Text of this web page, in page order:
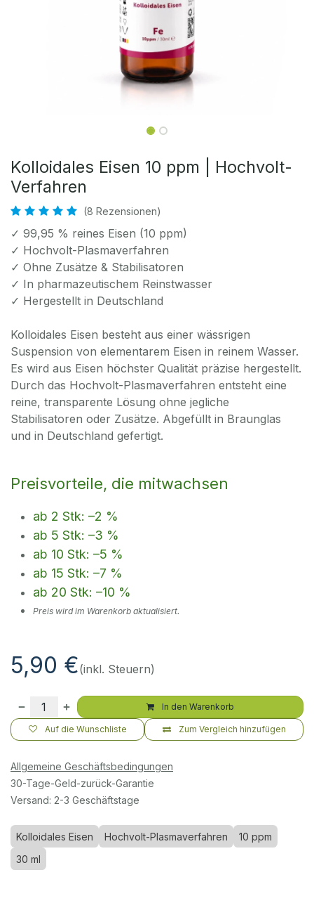
Kolloidales Eisen 10 ppm | Hochvolt-
Verfahren
(8 Rezensionen)
✓ 99,95 % reines Eisen (10 ppm)
✓ Hochvolt-Plasmaverfahren
✓ Ohne Zusätze & Stabilisatoren
✓ In pharmazeutischem Reinstwasser
✓ Hergestellt in Deutschland
Kolloidales Eisen besteht aus einer wässrigen
Suspension von elementarem Eisen in reinem Wasser.
Es wird aus Eisen höchster Qualität präzise hergestellt.
Durch das Hochvolt-Plasmaverfahren entsteht eine
reine, transparente Lösung ohne jegliche
Stabilisatoren oder Zusätze. Abgefüllt in Braunglas
und in Deutschland gefertigt.
Preisvorteile, die mitwachsen
ab 2 Stk: –2 %
ab 5 Stk: –3 %
ab 10 Stk: –5 %
ab 15 Stk: –7 %
ab 20 Stk: –10 %
Preis wird im Warenkorb aktualisiert.
5,90 €(inkl. Steuern)
In den Warenkorb
Zum Vergleich hinzufügen
Auf die Wunschliste
Allgemeine Geschäftsbedingungen
30-Tage-Geld-zurück-Garantie
Versand: 2-3 Geschäftstage
Kolloidales Eisen Hochvolt-Plasmaverfahren
10 ppm
30 ml